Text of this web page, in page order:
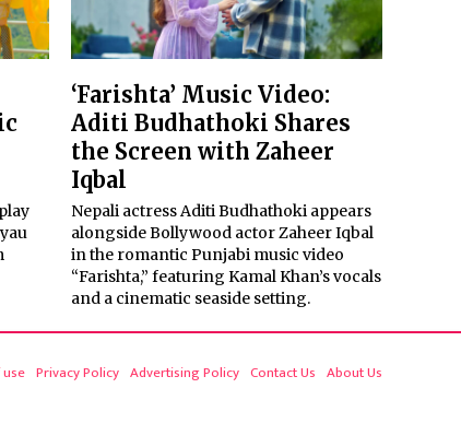
‘Farishta’ Music Video:
Aditi Budhathoki Shares
the Screen with Zaheer
Iqbal
Nepali actress Aditi Budhathoki appears
alongside Bollywood actor Zaheer Iqbal
in the romantic Punjabi music video
“Farishta,” featuring Kamal Khan’s vocals
and a cinematic seaside setting.
Privacy Policy Advertising Policy Contact Us About Us